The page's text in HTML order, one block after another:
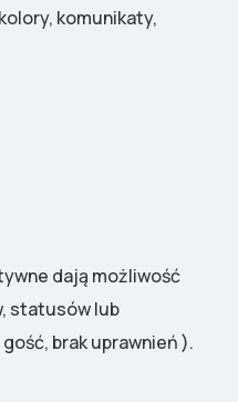
komunikaty,
dają możliwość
statusów lub
brak uprawnień ).